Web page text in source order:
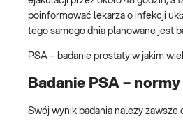
poinformować lekarza o infekcji
tego samego dnia planowane jest
PSA – badanie prostaty w jakim
Badanie PSA – normy
Swój wynik badania należy